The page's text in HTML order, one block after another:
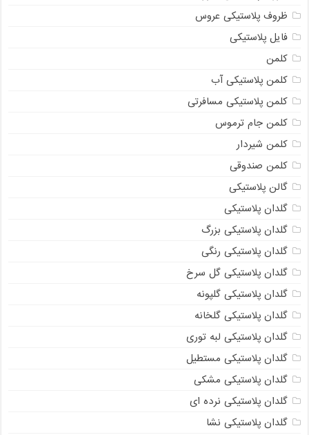
ظروف پلاستیکی عروس
فایل پلاستیکی
کلمن
کلمن پلاستیکی آب
کلمن پلاستیکی مسافرتی
کلمن جام ترموس
کلمن شیردار
کلمن صندوقی
گالن پلاستیکی
گلدان پلاستیکی
گلدان پلاستیکی بزرگ
گلدان پلاستیکی رنگی
گلدان پلاستیکی گل سرخ
گلدان پلاستیکی گلپونه
گلدان پلاستیکی گلخانه
گلدان پلاستیکی لبه توری
گلدان پلاستیکی مستطیل
گلدان پلاستیکی مشکی
گلدان پلاستیکی نرده ای
گلدان پلاستیکی نشا